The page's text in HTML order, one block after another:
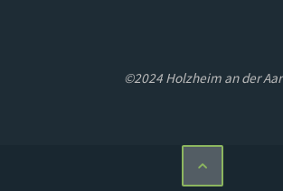
©2024 Holzheim an der Aar